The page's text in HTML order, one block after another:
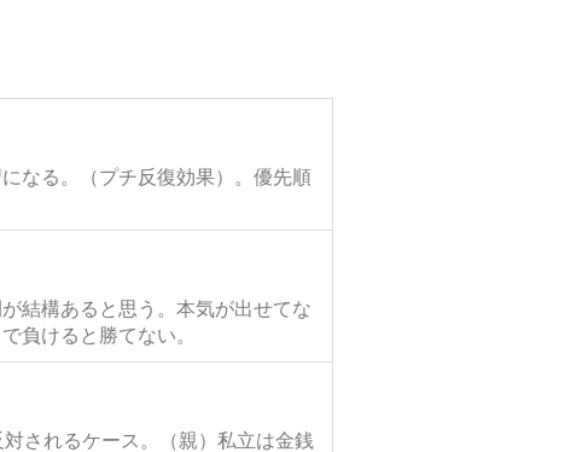
なる。（プチ反復効果）。優先順
結構あると思う。本気が出せてな
負けると勝てない。
されるケース。（親）私立は金銭